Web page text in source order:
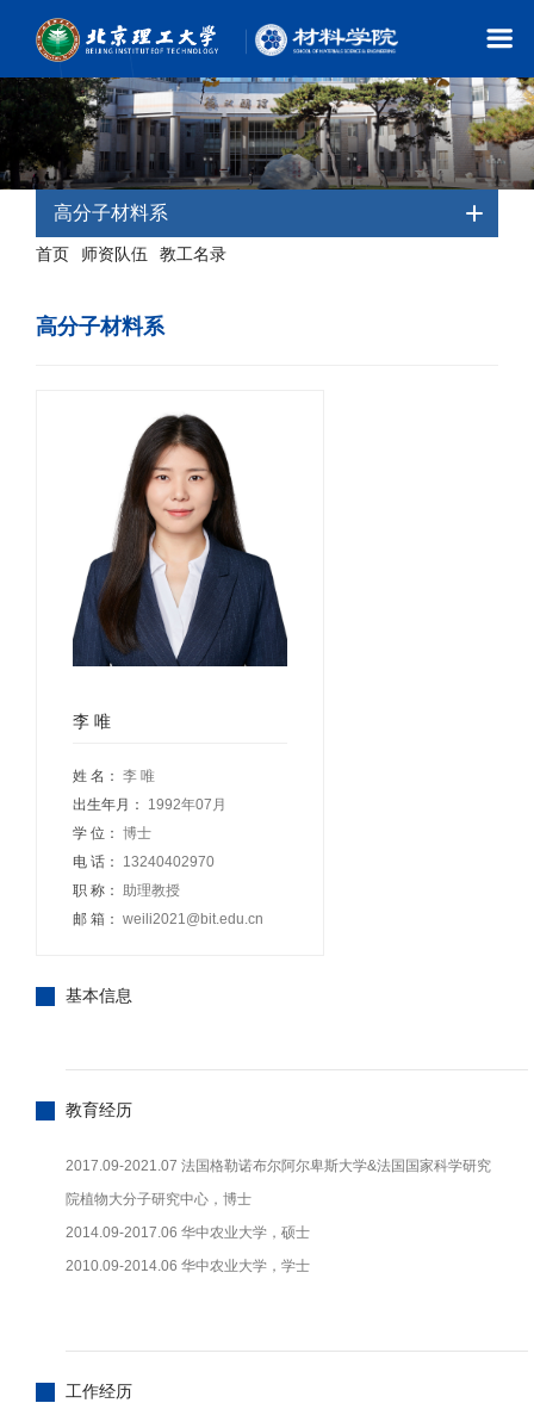
高分子材料系
首页 师资队伍 教工名录
高分子材料系
李 唯
姓 名： 李 唯
出生年月：
1992年07月
学 位： 博士
电 话：
13240402970
职 称： 助理教授
邮 箱： weili2021@bit.edu.cn
基本信息
教育经历
2017.09-2021.07 法国格勒诺布尔阿尔卑斯大学&法国国家科学研究
院植物大分子研究中心，博士
2014.09-2017.06 华中农业大学，硕士
2010.09-2014.06 华中农业大学，学士
工作经历